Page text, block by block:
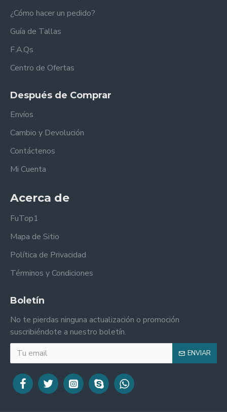
¿Cómo hacer un pedido?
Guía de Tallas
F.A.Qs
Centro de Ofertas
Después de Comprar
Envíos
Cambio y Devolución
Contáctenos
Mi Cuenta
Acerca de
FuTop1
Mapa de Sitio
Política de Privacidad
Términos y Condiciones
Boletín
No te pierdas ninguna actualización o promoción
suscribiéndote a nuestro boletín.
ENVIAR